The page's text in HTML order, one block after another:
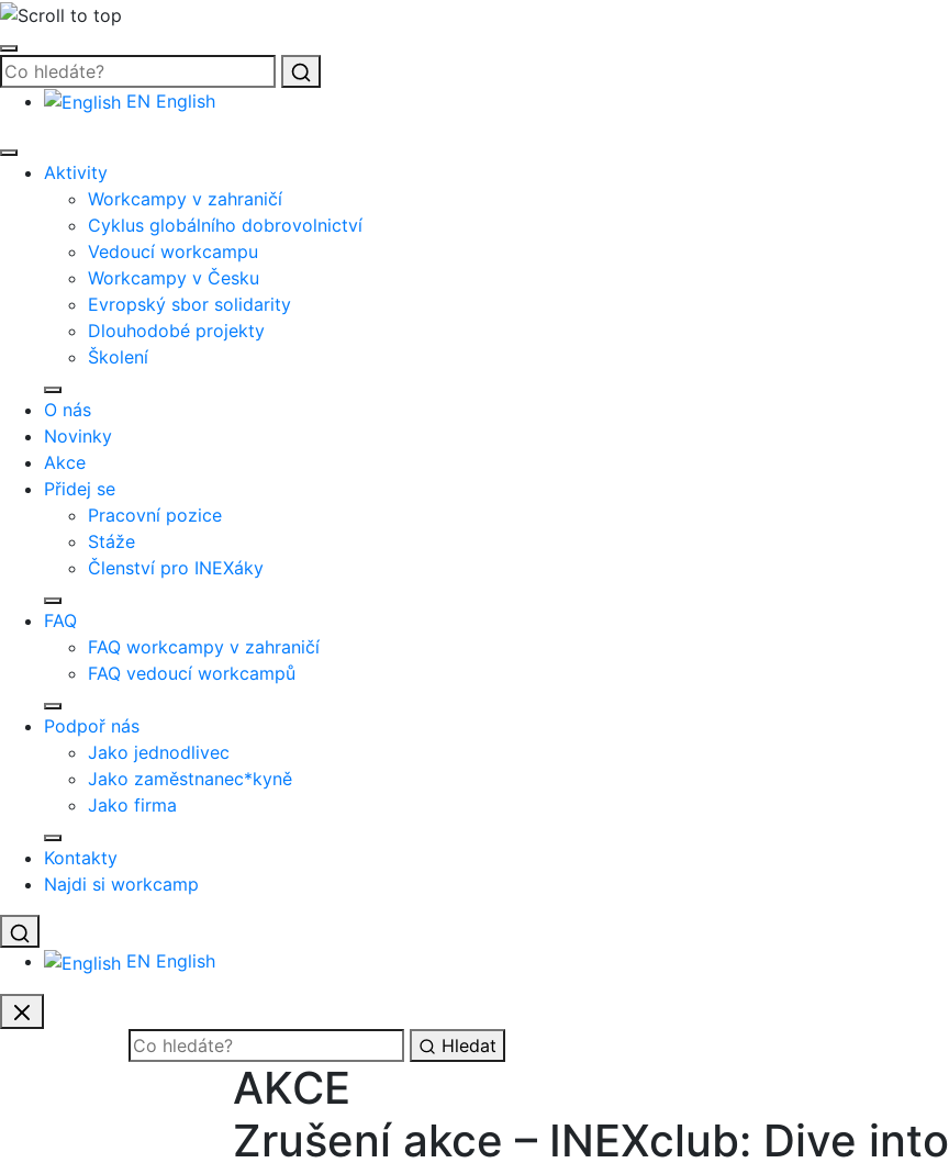
Vyhledat
EN English
Aktivity
Workcampy v zahraničí
Cyklus globálního dobrovolnictví
Vedoucí workcampu
Workcampy v Česku
Evropský sbor solidarity
Dlouhodobé projekty
Školení
O nás
Novinky
Akce
Přidej se
Pracovní pozice
Stáže
Členství pro INEXáky
FAQ
FAQ workcampy v zahraničí
FAQ vedoucí workcampů
Podpoř nás
Jako jednodlivec
Jako zaměstnanec*kyně
Jako firma
Kontakty
Najdi si workcamp
EN English
Hledat
AKCE
Zrušení akce – INEXclub: Dive into